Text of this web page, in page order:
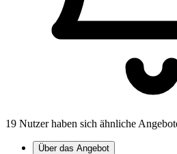
19 Nutzer haben sich ähnliche
Über das Angebot